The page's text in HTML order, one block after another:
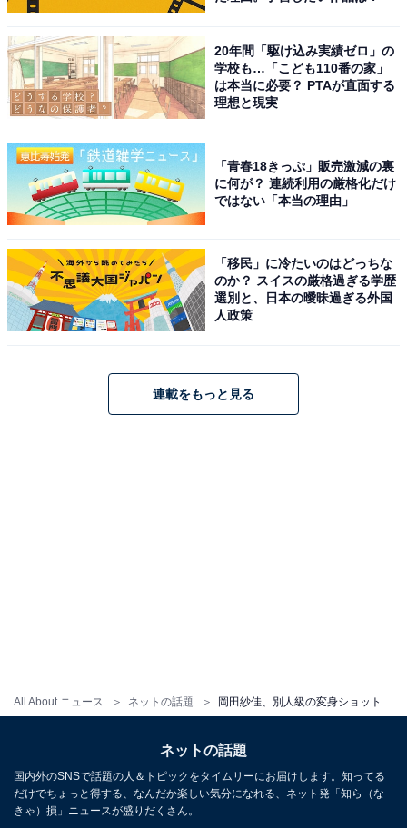
All About ニュース ネットの話題
20年間「駆け込み実績ゼロ」の
学校も…「こども110番の家」
は本当に必要？ PTAが直面する
理想と現実
「青春18きっぷ」販売激減の裏
に何が？ 連続利用の厳格化だけ
ではない「本当の理由」
「移民」に冷たいのはどっちな
のか？ スイスの厳格過ぎる学歴
選別と、日本の曖昧過ぎる外国
人政策
連載をもっと見る
ネットの話題
国内外のSNSで話題の人＆トピックをタイムリーにお届けします。知ってる
だけでちょっと得する、なんだか楽しい気分になれる、ネット発「知ら（な
きゃ）損」ニュースが盛りだくさん。